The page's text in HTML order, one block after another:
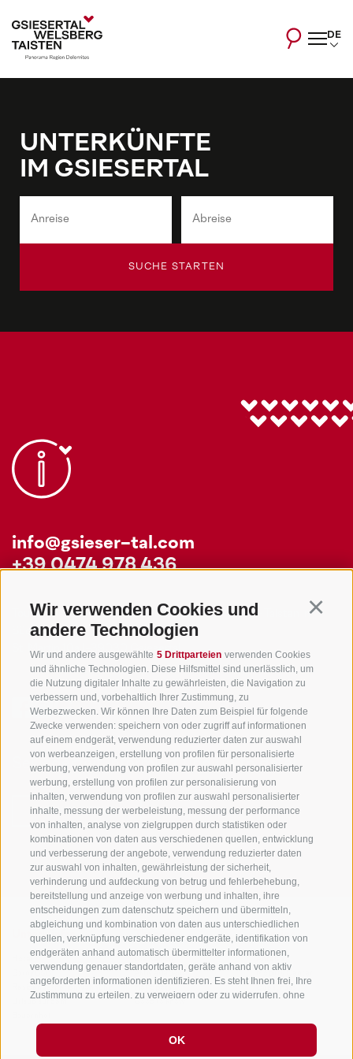
Wir verwenden Cookies und
andere Technologien
Wir und andere ausgewählte 5 Drittparteien verwenden Cookies
und ähnliche Technologien. Diese Hilfsmittel sind unerlässlich, um
die Nutzung digitaler Inhalte zu gewährleisten, die Navigation zu
verbessern und, vorbehaltlich Ihrer Zustimmung, zu
Werbezwecken. Wir können Ihre Daten zum Beispiel für folgende
Zwecke verwenden: speichern von oder zugriff auf informationen
auf einem endgerät, verwendung reduzierter daten zur auswahl
von werbeanzeigen, erstellung von profilen für personalisierte
werbung, verwendung von profilen zur auswahl personalisierter
werbung, erstellung von profilen zur personalisierung von
inhalten, verwendung von profilen zur auswahl personalisierter
inhalte, messung der werbeleistung, messung der performance
von inhalten, analyse von zielgruppen durch statistiken oder
kombinationen von daten aus verschiedenen quellen, entwicklung
und verbesserung der angebote, verwendung reduzierter daten
zur auswahl von inhalten, gewährleistung der sicherheit,
verhinderung und aufdeckung von betrug und fehlerbehebung,
bereitstellung und anzeige von werbung und inhalten, ihre
entscheidungen zum datenschutz speichern und übermitteln,
abgleichung und kombination von daten aus unterschiedlichen
quellen, verknüpfung verschiedener endgeräte, identifikation von
endgeräten anhand automatisch übermittelter informationen,
verwendung genauer standortdaten, geräte anhand von aktiv
angeforderten informationen identifizieren. Es steht Ihnen frei, Ihre
Zustimmung zu erteilen, zu verweigern oder zu widerrufen, ohne
„Cookies akzeptieren" klicken, erklären Sie sich mit der
Verwendung von Cookies und ähnlichen Tools einverstanden.
Verwenden Sie die Schaltfläche „Einstellungen verwalten", um
OK
DE
UNTERKÜNFTE
IM GSIESERTAL
SUCHE STARTEN
info@gsieser-tal.com
+39 0474 978 436
Tourismusgenossenschaft Gsiesertal - Welsberg - Taisten in
Südtirol
St. Martin 10a
I-39030 Gsiesertal
Sei jederzeit informiert und up to date!
NEWSLETTER
Unterkünfte
Residence/Ferienwohnung
Themen Service
GuestPass